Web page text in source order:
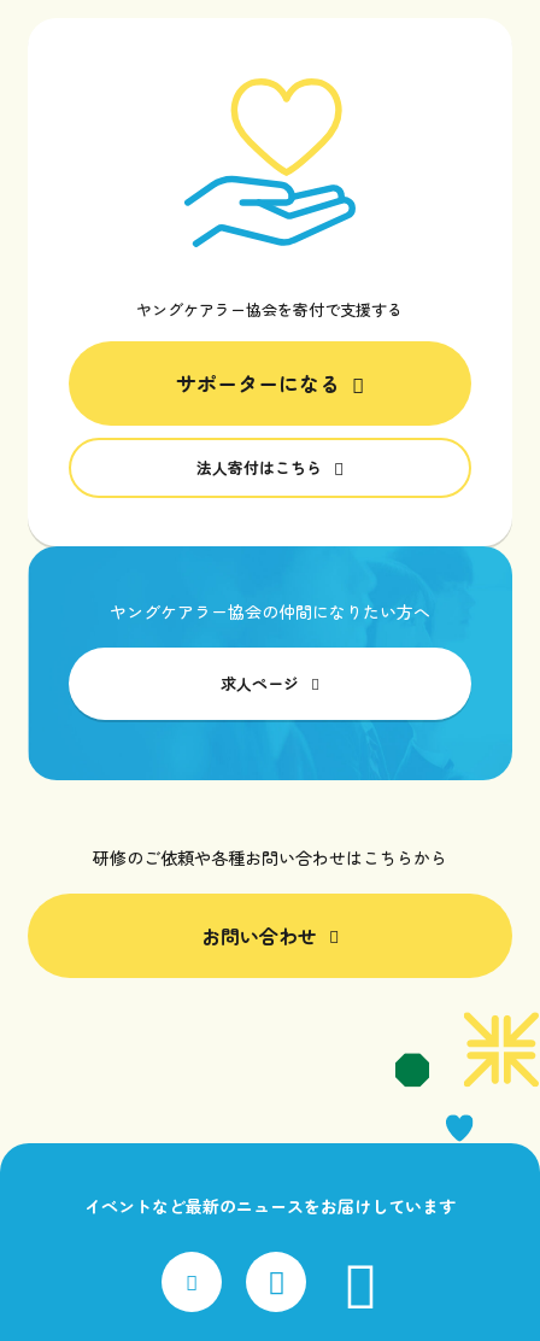
ヤングケアラー協会を寄付で支援する
サポーターになる
法人寄付はこちら
ヤングケアラー協会の仲間になりたい方へ
求人ページ
研修のご依頼や各種お問い合わせはこちらから
お問い合わせ
イベントなど最新のニュースをお届けしています
x Instagram